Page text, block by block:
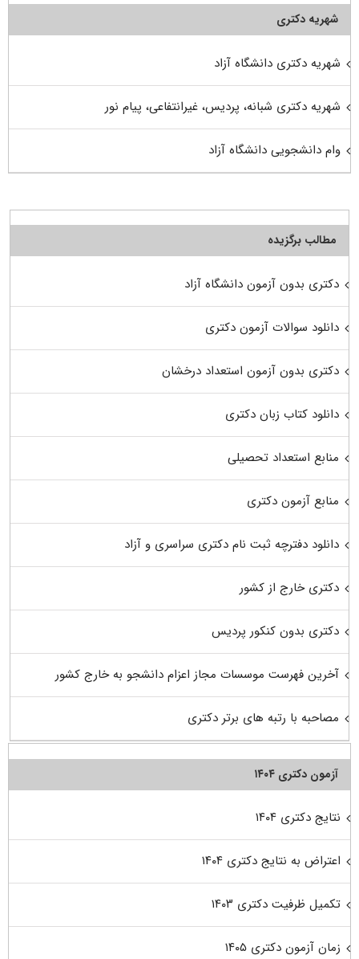
شهریه دکتری
شهریه دکتری دانشگاه آزاد
شهریه دکتری شبانه، پردیس، غیرانتفاعی، پیام نور
وام دانشجویی دانشگاه آزاد
مطالب برگزیده
دکتری بدون آزمون دانشگاه آزاد
دانلود سوالات آزمون دکتری
دکتری بدون آزمون استعداد درخشان
دانلود کتاب زبان دکتری
منابع استعداد تحصیلی
منابع آزمون دکتری
دانلود دفترچه ثبت نام دکتری سراسری و آزاد
دکتری خارج از کشور
دکتری بدون کنکور پردیس
آخرین فهرست موسسات مجاز اعزام دانشجو به خارج کشور
مصاحبه با رتبه های برتر دکتری
آزمون دکتری ۱۴۰۴
نتایج دکتری ۱۴۰۴
اعتراض به نتایج دکتری ۱۴۰۴
تکمیل ظرفیت دکتری ۱۴۰۳
زمان آزمون دکتری ۱۴۰۵